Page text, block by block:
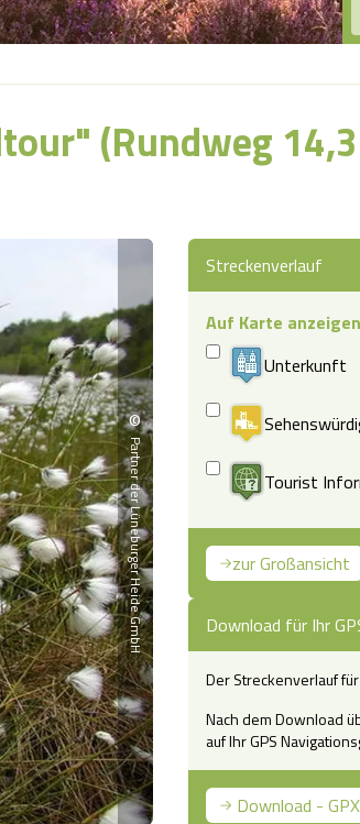
(Rundweg
©
Partner der Lüneburger Heide GmbH
Schweimker Moor
Streckenverlauf
Auf Karte anzeigen
Unterkunft
Tourist
zur Großansicht
Download für Ihr
Der Streckenverlauf
Nach dem Download
auf Ihr GPS
Download - GPX